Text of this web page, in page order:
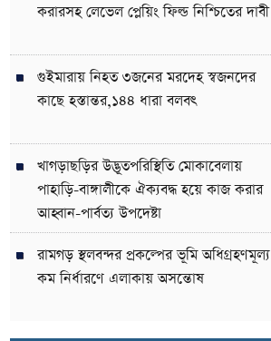
করারসহ লেভেল প্লেয়িং ফিল্ড নিশ্চিতের দাবী
গুইমারায় নিহত ৩জনের মরদেহ স্বজনদের
কাছে হস্তান্তর,১৪৪ ধারা বলবৎ
খাগড়াছড়ির উদ্ভূতপরিস্থিতি মোকাবেলায়
পাহাড়ি-বাঙ্গালীকে ঐক্যবদ্ধ হয়ে কাজ করার
আহ্বান-পার্বত্য উপদেষ্টা
রামগড় স্থলবন্দর প্রকল্পের ভূমি অধিগ্রহণমূল্য
কম নির্ধারণে এলাকায় অসন্তোষ